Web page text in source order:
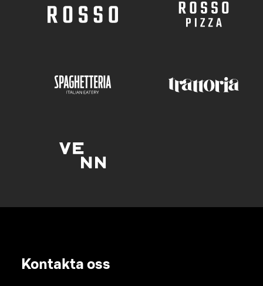
Kontakta oss